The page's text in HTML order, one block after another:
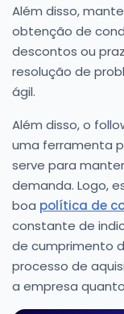
Além disso,
obtenção de
descontos ou
resolução de
ágil.
Além disso, o
uma ferramenta
serve para
demanda. Logo,
boa política de
constante de
de cumprimento
processo de
a empresa